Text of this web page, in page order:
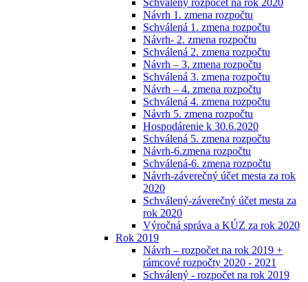
Schválený rozpočet na rok 2020
Návrh 1. zmena rozpočtu
Schválená 1. zmena rozpočtu
Návrh- 2. zmena rozpočtu
Schválená 2. zmena rozpočtu
Návrh – 3. zmena rozpočtu
Schválená 3. zmena rozpočtu
Návrh – 4. zmena rozpočtu
Schválená 4. zmena rozpočtu
Návrh 5. zmena rozpočtu
Hospodárenie k 30.6.2020
Schválená 5. zmena rozpočtu
Návrh-6.zmena rozpočtu
Schválená-6. zmena rozpočtu
Návrh-záverečný účet mesta za rok
2020
Schválený-záverečný účet mesta za
rok 2020
Výročná správa a KÚZ za rok 2020
Rok 2019
Návrh – rozpočet na rok 2019 +
rámcové rozpočty 2020 - 2021
Schválený - rozpočet na rok 2019